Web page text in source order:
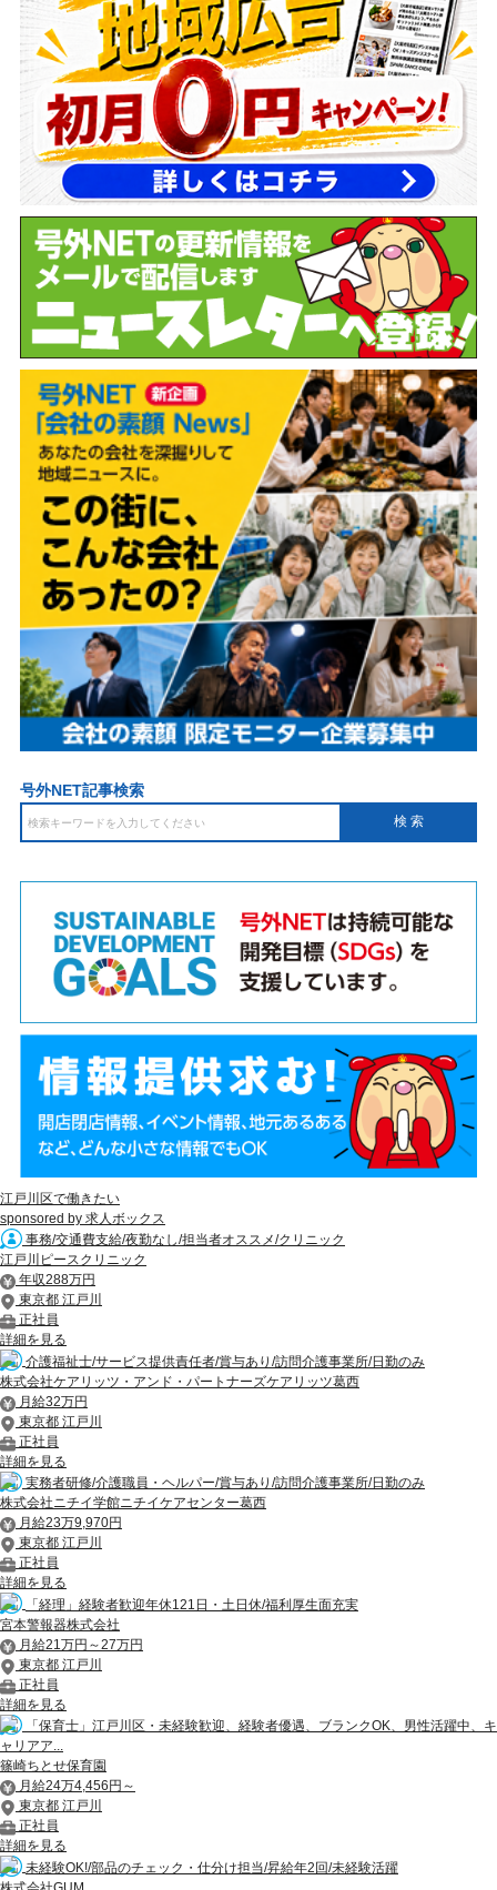
号外NET記事検索
江戸川区で働きたい
sponsored by 求人ボックス
事務/交通費支給/夜勤なし/担当者オススメ/クリニック
江戸川ピースクリニック
年収288万円
東京都 江戸川
正社員
詳細を見る
介護福祉士/サービス提供責任者/賞与あり/訪問介護事業所/日勤のみ
株式会社ケアリッツ・アンド・パートナーズケアリッツ葛西
月給32万円
東京都 江戸川
正社員
詳細を見る
実務者研修/介護職員・ヘルパー/賞与あり/訪問介護事業所/日勤のみ
株式会社ニチイ学館ニチイケアセンター葛西
月給23万9,970円
東京都 江戸川
正社員
詳細を見る
「経理」経験者歓迎年休121日・土日休/福利厚生面充実
宮本警報器株式会社
月給21万円～27万円
東京都 江戸川
正社員
詳細を見る
「保育士」江戸川区・未経験歓迎、経験者優遇、ブランクOK、男性活躍中、キ
ャリアア...
篠崎ちとせ保育園
月給24万4,456円～
東京都 江戸川
正社員
詳細を見る
未経験OK!/部品のチェック・仕分け担当/昇給年2回/未経験活躍